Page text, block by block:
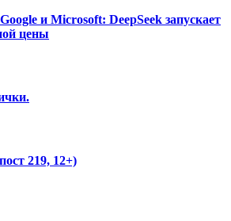
и Microsoft: DeepSeek запускает
цены
219, 12+)